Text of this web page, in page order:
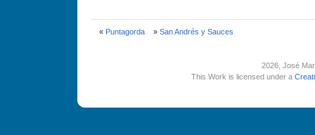
« Puntagorda» San Andrés y Sauces
2026, José
This Work is licensed under a